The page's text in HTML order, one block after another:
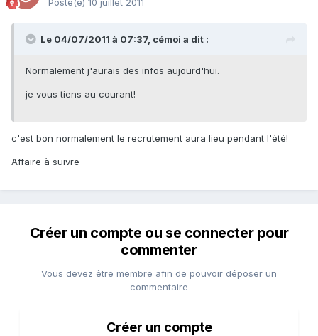
Posté(e) 10 juillet 2011
Le 04/07/2011 à 07:37, cémoi a dit :
Normalement j'aurais des infos aujourd'hui.
je vous tiens au courant!
c'est bon normalement le recrutement aura lieu pendant l'été!
Affaire à suivre
Créer un compte ou se connecter pour
commenter
Vous devez être membre afin de pouvoir déposer un
commentaire
Créer un compte